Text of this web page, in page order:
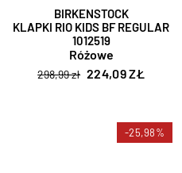
BIRKENSTOCK
KLAPKI RIO KIDS BF REGULAR
1012519
Różowe
298,99 zł 224,09 ZŁ
-25,98%